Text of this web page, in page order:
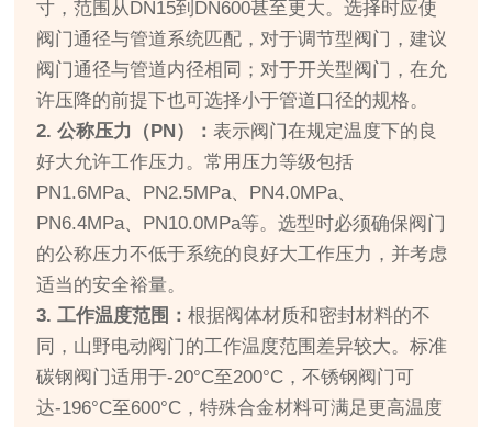
寸，范围从DN15到DN600甚至更大。选择时应使
阀门通径与管道系统匹配，对于调节型阀门，建议
阀门通径与管道内径相同；对于开关型阀门，在允
许压降的前提下也可选择小于管道口径的规格。
2. 公称压力（PN）：表示阀门在规定温度下的良
好大允许工作压力。常用压力等级包括
PN1.6MPa、PN2.5MPa、PN4.0MPa、
PN6.4MPa、PN10.0MPa等。选型时必须确保阀门
的公称压力不低于系统的良好大工作压力，并考虑
适当的安全裕量。
3. 工作温度范围：根据阀体材质和密封材料的不
同，山野电动阀门的工作温度范围差异较大。标准
碳钢阀门适用于-20°C至200°C，不锈钢阀门可
达-196°C至600°C，特殊合金材料可满足更高温度